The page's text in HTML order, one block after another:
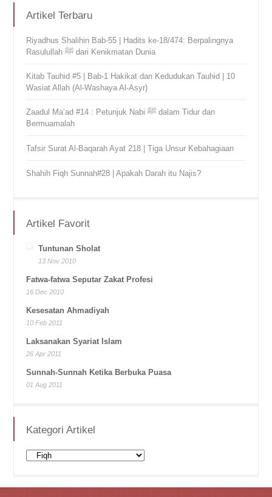
Artikel Terbaru
Riyadhus Shalihin Bab-55 | Hadits ke-18/474: Berpalingnya
Rasulullah ﷺ dari Kenikmatan Dunia
Kitab Tauhid #5 | Bab-1 Hakikat dan Kedudukan Tauhid | 10
Wasiat Allah (Al-Washaya Al-Asyr)
Zaadul Ma’ad #14 : Petunjuk Nabi ﷺ dalam Tidur dan
Bermuamalah
Tafsir Surat Al-Baqarah Ayat 218 | Tiga Unsur Kebahagiaan
Shahih Fiqh Sunnah#28 | Apakah Darah itu Najis?
Artikel Favorit
Tuntunan Sholat
13 Nov 2010
Fatwa-fatwa Seputar Zakat Profesi
16 Dec 2010
Kesesatan Ahmadiyah
10 Feb 2011
Laksanakan Syariat Islam
26 Apr 2011
Sunnah-Sunnah Ketika Berbuka Puasa
01 Aug 2011
Kategori Artikel
Kategori